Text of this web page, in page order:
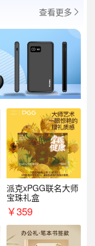
查看更多 
派克xPGG联名大师
宝珠礼盒
￥359